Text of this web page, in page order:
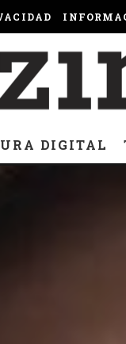
DIGITAL